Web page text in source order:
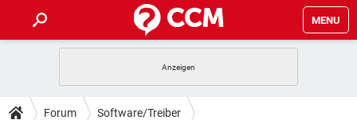
MENU
ANDROID IOS
TIPPS & TRICKS
Forum Software/Treiber